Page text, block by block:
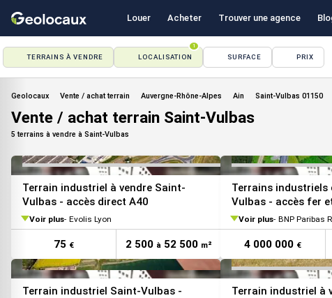
Louer Acheter Trouver une agence
TERRAINS À VENDRE LOCALISATION
1
SURFACE PRIX
Geolocaux Vente / achat terrain Auvergne-Rhône-Alpes Ain Saint-Vulbas 01150
Vente / achat terrain Saint-Vulbas
5 terrains à vendre à Saint-Vulbas
VOIR TOUTES LES PHOTOS
Terrain industriel à vendre Saint-
Vulbas - accès direct A40
Voir plus Evolis Lyon
75 € 2 500 à52 500 m²
Terrains industriels
Vulbas - accès fer
Voir plus BNP Paribas
4 000 000 €
Terrain industriel Saint-Vulbas -
Terrain industriel à
VOIR TOUTES LES PHOTOS